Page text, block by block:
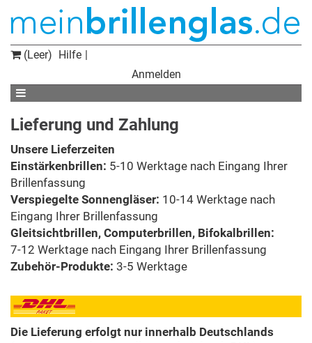
(Leer) Hilfe
Anmelden
Lieferung und Zahlung
Unsere Lieferzeiten
Einstärkenbrillen: 5-10 Werktage nach Eingang Ihrer
Brillenfassung
Verspiegelte Sonnengläser: 10-14 Werktage nach
Eingang Ihrer Brillenfassung
Gleitsichtbrillen, Computerbrillen, Bifokalbrillen:
7-12 Werktage nach Eingang Ihrer Brillenfassung
Zubehör-Produkte: 3-5 Werktage
Die Lieferung erfolgt nur innerhalb Deutschlands